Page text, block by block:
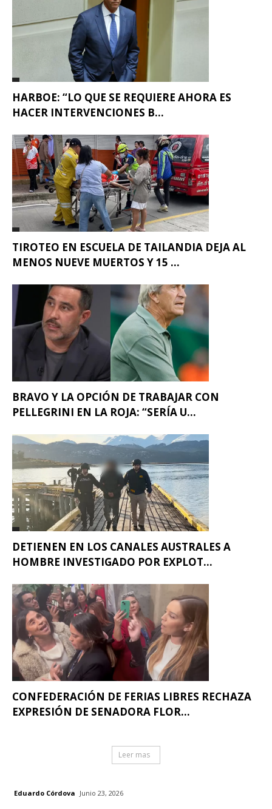
HARBOE: “LO QUE SE REQUIERE AHORA ES
HACER INTERVENCIONES B...
TIROTEO EN ESCUELA DE TAILANDIA DEJA AL
MENOS NUEVE MUERTOS Y 15 ...
BRAVO Y LA OPCIÓN DE TRABAJAR CON
PELLEGRINI EN LA ROJA: “SERÍA U...
DETIENEN EN LOS CANALES AUSTRALES A
HOMBRE INVESTIGADO POR EXPLOT...
CONFEDERACIÓN DE FERIAS LIBRES RECHAZA
EXPRESIÓN DE SENADORA FLOR...
Leer mas
Eduardo Córdova Junio 23, 2026